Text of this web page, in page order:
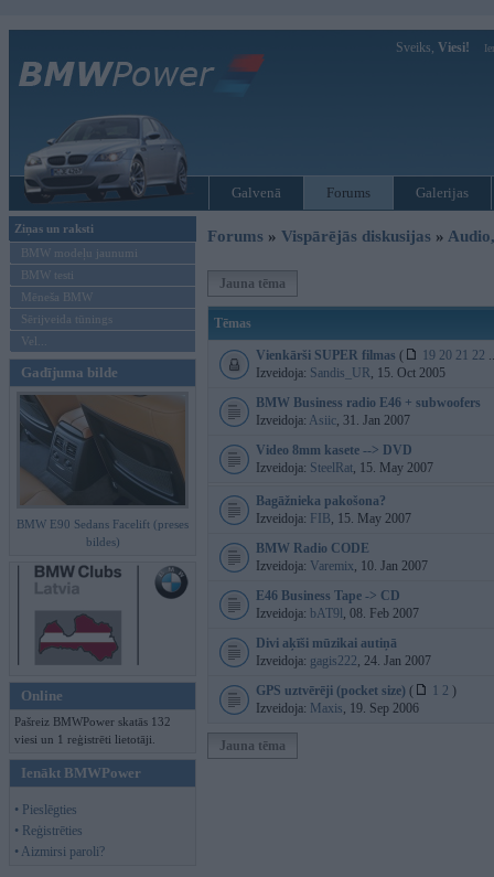
Sveiks, Viesi!
Galvenā Forums Galerijas
Ziņas un raksti
BMW modeļu jaunumi
BMW testi
Mēneša BMW
Sērijveida tūnings
Vel...
Gadījuma bilde
BMW E90 Sedans Facelift (preses
bildes)
Online
Pašreiz BMWPower skatās 132
viesi un 1 reģistrēti lietotāji.
Ienākt BMWPower
• Pieslēgties
• Reģistrēties
• Aizmirsi paroli?
Forums » Vispārējās diskusijas »
Jauna tēma
Tēmas
Vienkārši SUPER filmas ( 19 20 21 22
Izveidoja: Sandis_UR, 15. Oct 2005
BMW Business radio E46 + subwoofers
Izveidoja: Asiic, 31. Jan 2007
Video 8mm kasete --> DVD
Izveidoja: SteelRat, 15. May 2007
Bagāžnieka pakošona?
Izveidoja: FIB, 15. May 2007
BMW Radio CODE
Izveidoja: Varemix, 10. Jan 2007
E46 Business Tape -> CD
Izveidoja: bAT9l , 08. Feb 2007
Divi aķīši mūzikai autiņā
Izveidoja: gagis222, 24. Jan 2007
GPS uztvērēji (pocket size) ( 1 2 )
Izveidoja: Maxis, 19. Sep 2006
Jauna tēma